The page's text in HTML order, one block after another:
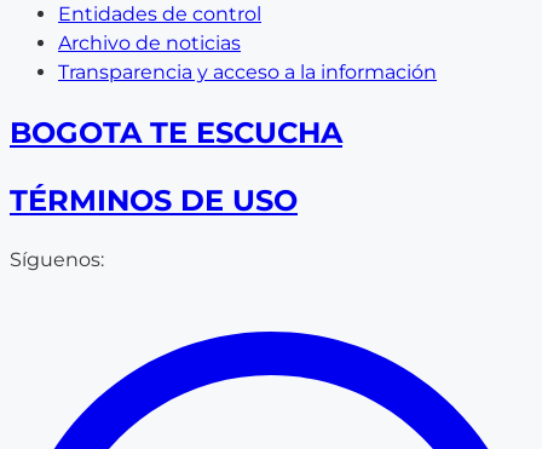
Entidades de control
Archivo de noticias
Transparencia y acceso a la información
BOGOTA TE ESCUCHA
TÉRMINOS DE USO
Síguenos: